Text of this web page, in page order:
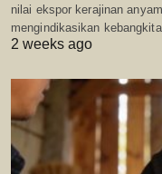
nilai ekspor kerajinan
mengindikasikan
2 weeks ago